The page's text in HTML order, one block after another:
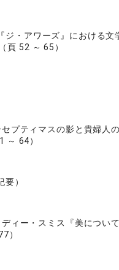
・アワーズ』における文
頁 52 ～ 65）
プティマスの影と貴婦人
～ 64）
）
ィー・スミス『美につい
）